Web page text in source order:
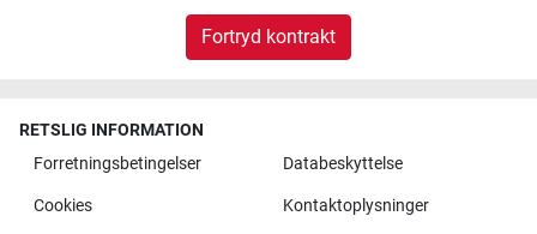
Fortryd kontrakt
RETSLIG INFORMATION
Forretningsbetingelser
Databeskyttelse
Cookies Kontaktoplysninger